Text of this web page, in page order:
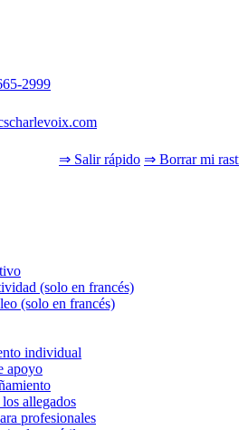
2999
⇒ Salir rápido ⇒ Borrar mi
(solo en francés)
(solo en francés)
individual
apoyo
allegados
profesionales